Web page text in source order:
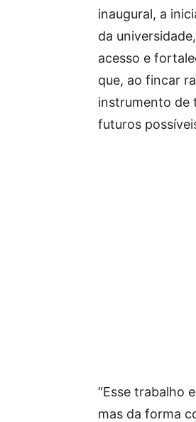
inaugural, a
da
acesso e
que, ao fincar
instrumento de
futuros
“Esse trabalho
mas da forma